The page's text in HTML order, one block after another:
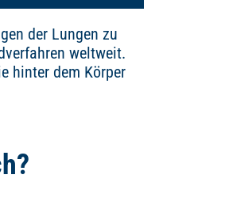
der Lungen zu
weltweit.
hinter dem Körper